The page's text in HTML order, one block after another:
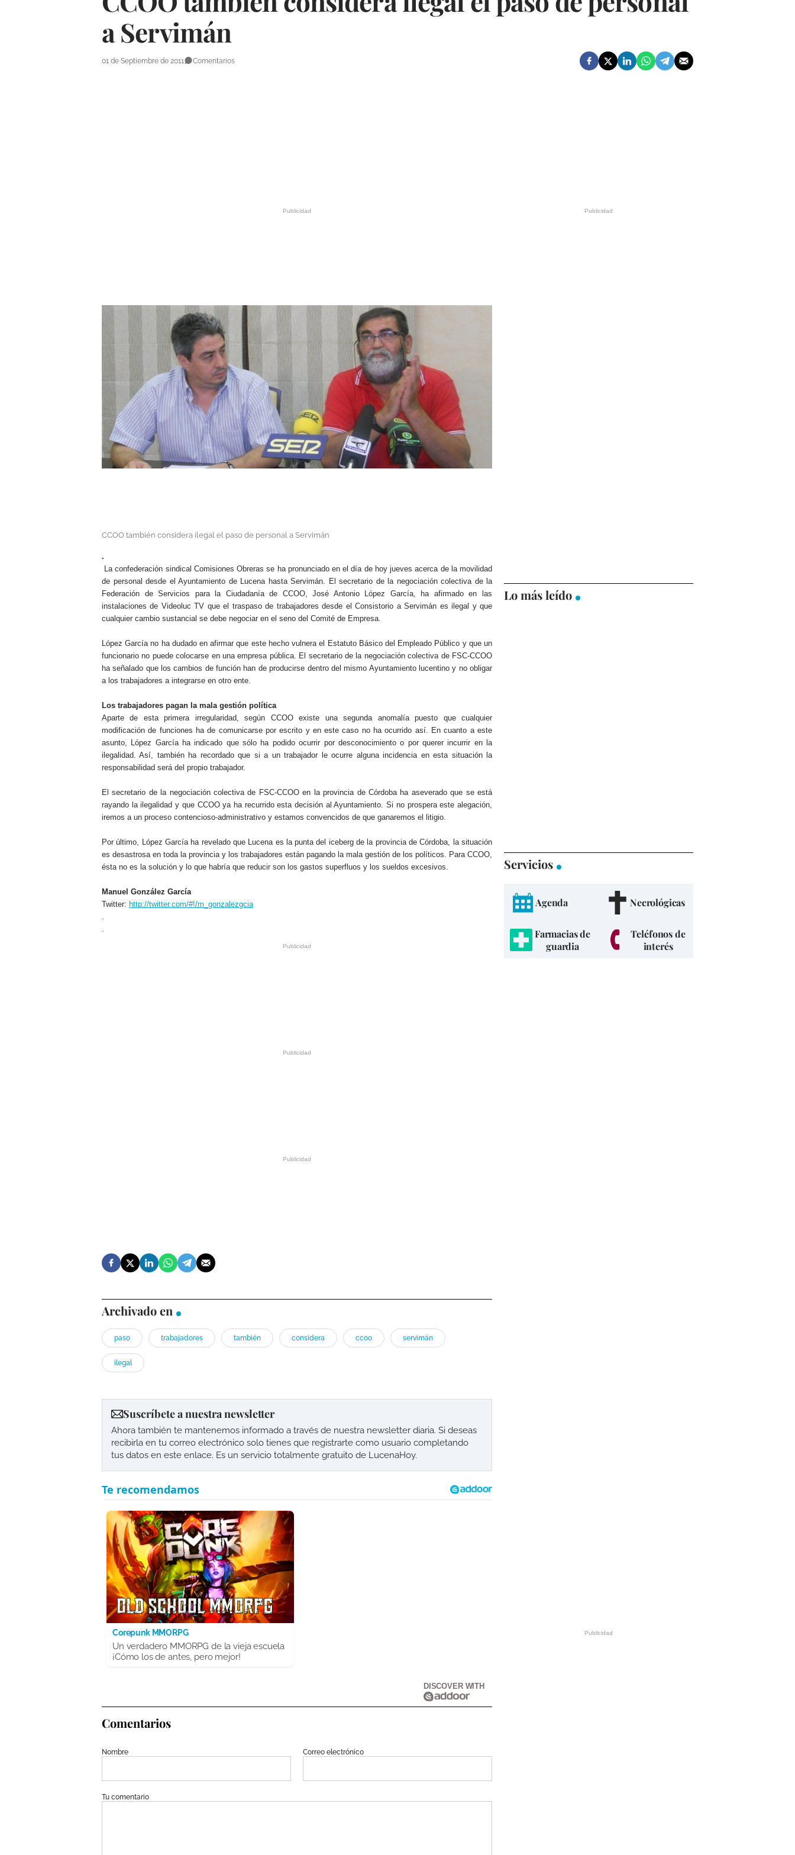
a Servimán
01 de Septiembre de 2011 Comentarios
CCOO también considera ilegal el paso de personal a Servimán
.
La confederación sindical Comisiones Obreras se ha pronunciado en el día de hoy jueves acerca de la movilidad
de personal desde el Ayuntamiento de Lucena hasta Servimán. El secretario de la negociación colectiva de la
Federación de Servicios para la Ciudadanía de CCOO, José Antonio López García, ha afirmado en las
instalaciones de Videoluc TV que el traspaso de trabajadores desde el Consistorio a Servimán es ilegal y que
cualquier cambio sustancial se debe negociar en el seno del Comité de Empresa.
López García no ha dudado en afirmar que este hecho vulnera el Estatuto Básico del Empleado Público y que un
funcionario no puede colocarse en una empresa pública. El secretario de la negociación colectiva de FSC-CCOO
ha señalado que los cambios de función han de producirse dentro del mismo Ayuntamiento lucentino y no obligar
a los trabajadores a integrarse en otro ente.
Los trabajadores pagan la mala gestión política
Aparte de esta primera irregularidad, según CCOO existe una segunda anomalía puesto que cualquier
modificación de funciones ha de comunicarse por escrito y en este caso no ha ocurrido así. En cuanto a este
asunto, López García ha indicado que sólo ha podido ocurrir por desconocimiento o por querer incurrir en la
ilegalidad. Así, también ha recordado que si a un trabajador le ocurre alguna incidencia en esta situación la
responsabilidad será del propio trabajador.
El secretario de la negociación colectiva de FSC-CCOO en la provincia de Córdoba ha aseverado que se está
rayando la ilegalidad y que CCOO ya ha recurrido esta decisión al Ayuntamiento. Si no prospera este alegación,
iremos a un proceso contencioso-administrativo y estamos convencidos de que ganaremos el litigio.
Por último, López García ha revelado que Lucena es la punta del iceberg de la provincia de Córdoba, la situación
es desastrosa en toda la provincia y los trabajadores están pagando la mala gestión de los políticos. Para CCOO,
ésta no es la solución y lo que habría que reducir son los gastos superfluos y los sueldos excesivos.
Manuel González García
Twitter: http://twitter.com/#!/m_gonzalezgcia
.
.
Archivado en
paso trabajadores también considera ccoo servimán
ilegal
Suscríbete a nuestra newsletter
Ahora también te mantenemos informado a través de nuestra newsletter diaria. Si deseas
recibirla en tu correo electrónico solo tienes que registrarte como usuario completando
tus datos en este enlace. Es un servicio totalmente gratuito de LucenaHoy.
Corepunk MMORPG
Un verdadero MMORPG de la vieja escuela
¡Cómo los de antes, pero mejor!
DISCOVER WITH
Comentarios
Nombre Correo electrónico
Tu comentario
Lo más leído
Servicios
Agenda Necrológicas
Farmacias de
guardia
Teléfonos de
interés